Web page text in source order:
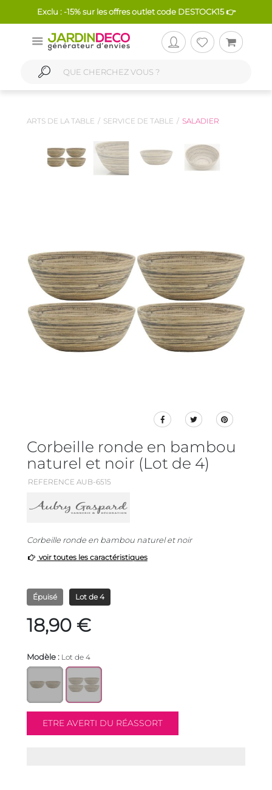
Exclu : -15% sur les offres outlet code DESTOCK15 👉
ARTS DE LA TABLE SERVICE DE TABLE SALADIER
Corbeille ronde en bambou
naturel et noir (Lot de 4)
REFERENCE AUB-6515
Corbeille ronde en bambou naturel et noir
voir toutes les caractéristiques
Épuisé Lot de 4
18,90 €
Modèle : Lot de 4